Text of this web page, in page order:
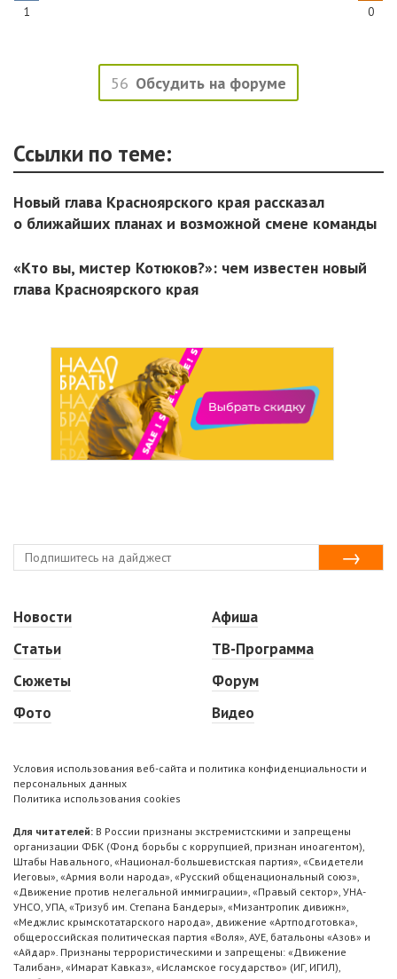
1 0
56 Обсудить на форуме
Ссылки по теме:
Новый глава Красноярского края рассказал
о ближайших планах и возможной смене команды
«Кто вы, мистер Котюков?»: чем известен новый
глава Красноярского края
Новости
Статьи
Сюжеты
Фото
Афиша
ТВ-Программа
Форум
Видео
Условия использования веб-сайта и политика конфиденциальности и
персональных данных
Политика использования cookies
Для читателей: В России признаны экстремистскими и запрещены
организации ФБК (Фонд борьбы с коррупцией, признан иноагентом),
Штабы Навального, «Национал-большевистская партия», «Свидетели
Иеговы», «Армия воли народа», «Русский общенациональный союз»,
«Движение против нелегальной иммиграции», «Правый сектор», УНА-
УНСО, УПА, «Тризуб им. Степана Бандеры», «Мизантропик дивижн»,
«Меджлис крымскотатарского народа», движение «Артподготовка»,
общероссийская политическая партия «Воля», АУЕ, батальоны «Азов» и
«Айдар». Признаны террористическими и запрещены: «Движение
Талибан», «Имарат Кавказ», «Исламское государство» (ИГ, ИГИЛ),